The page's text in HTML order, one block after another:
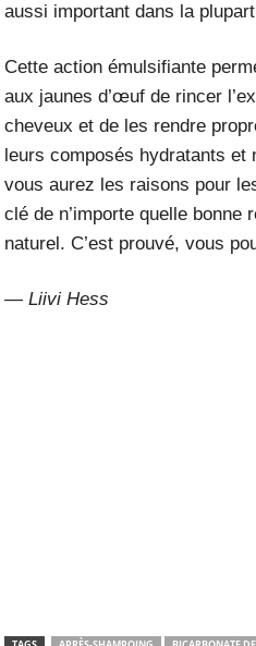
aussi important dans la
Cette action émulsifiante
aux jaunes d’œuf de rincer
cheveux et de les rendre
leurs composés hydratants
vous aurez les raisons pour
clé de n’importe quelle bonne
naturel. C’est prouvé, vous
— Liivi Hess